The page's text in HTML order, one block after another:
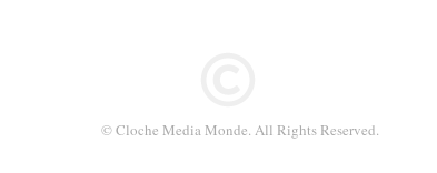
© Cloche Media Monde. All Rights Reserved.